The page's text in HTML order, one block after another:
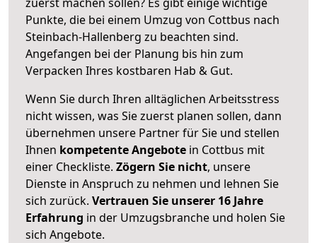
Punkte, die bei einem Umzug von Cottbus nach
Steinbach-Hallenberg zu beachten sind.
Angefangen bei der Planung bis hin zum
Verpacken Ihres kostbaren Hab & Gut.
Wenn Sie durch Ihren alltäglichen Arbeitsstress
nicht wissen, was Sie zuerst planen sollen, dann
übernehmen unsere Partner für Sie und stellen
Ihnen kompetente Angebote in Cottbus mit
einer Checkliste. Zögern Sie nicht, unsere
Dienste in Anspruch zu nehmen und lehnen Sie
sich zurück. Vertrauen Sie unserer 16 Jahre
Erfahrung in der Umzugsbranche und holen Sie
sich Angebote.